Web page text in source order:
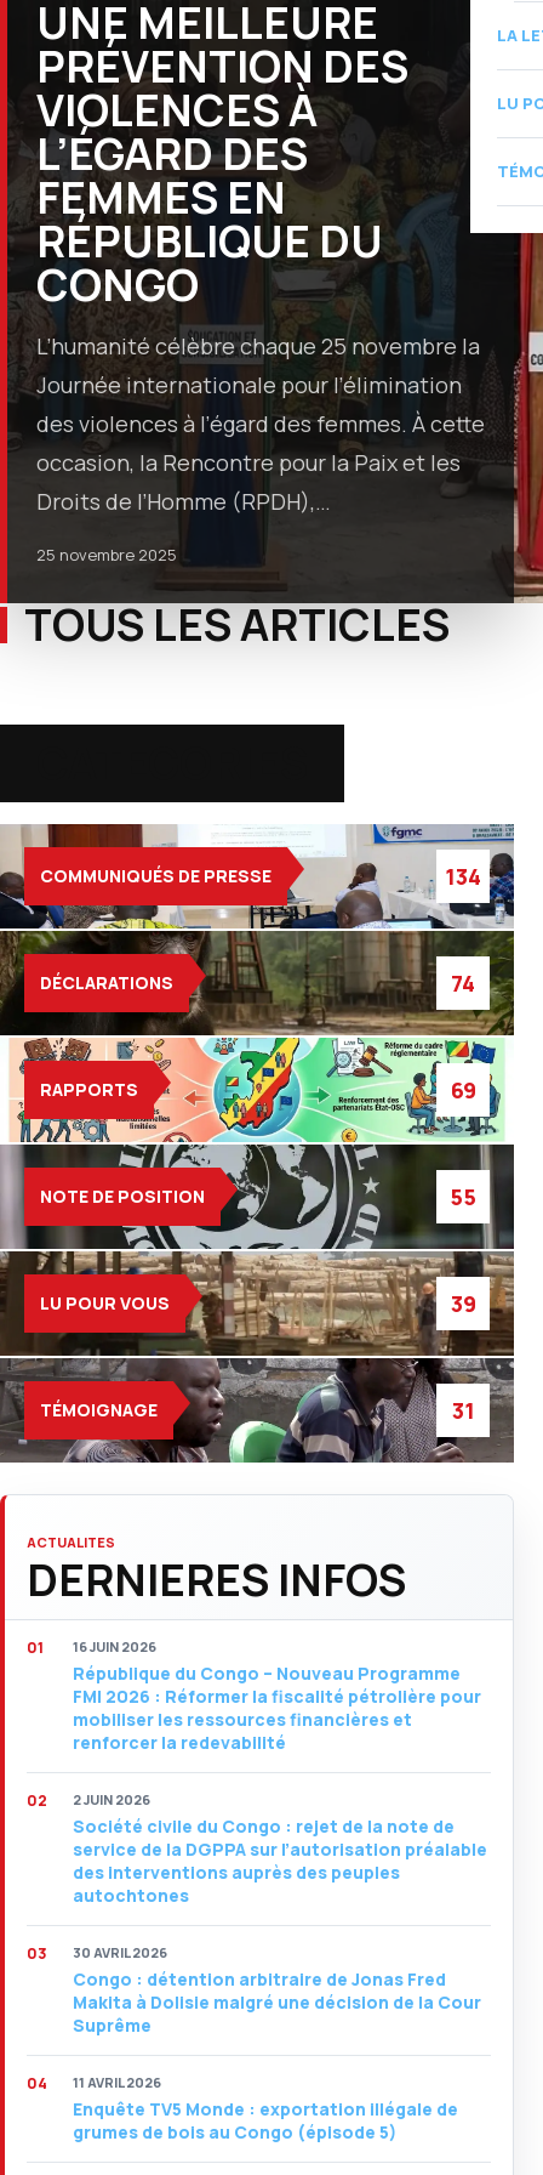
LA
LU
UNE MEILLEURE
PRÉVENTION DES
VIOLENCES À
L’ÉGARD DES
FEMMES EN
RÉPUBLIQUE DU
CONGO
L’humanité célèbre chaque 25 novembre la
Journée internationale pour l’élimination
des violences à l’égard des femmes. À cette
occasion, la Rencontre pour la Paix et les
Droits de l’Homme (RPDH),…
25 novembre 2025
TOUS LES ARTICLES
COMMUNIQUÉS DE PRESSE 134
DÉCLARATIONS 74
RAPPORTS 69
NOTE DE POSITION 55
LU POUR VOUS 39
TÉMOIGNAGE 31
ACTUALITES
DERNIERES INFOS
16 JUIN 2026
République du Congo – Nouveau Programme
FMI 2026 : Réformer la fiscalité pétrolière pour
mobiliser les ressources financières et
renforcer la redevabilité
2 JUIN 2026
Société civile du Congo : rejet de la note de
service de la DGPPA sur l’autorisation préalable
des interventions auprès des peuples
autochtones
30 AVRIL 2026
Congo : détention arbitraire de Jonas Fred
Makita à Dolisie malgré une décision de la Cour
Suprême
11 AVRIL 2026
Enquête TV5 Monde : exportation illégale de
grumes de bois au Congo (épisode 5)